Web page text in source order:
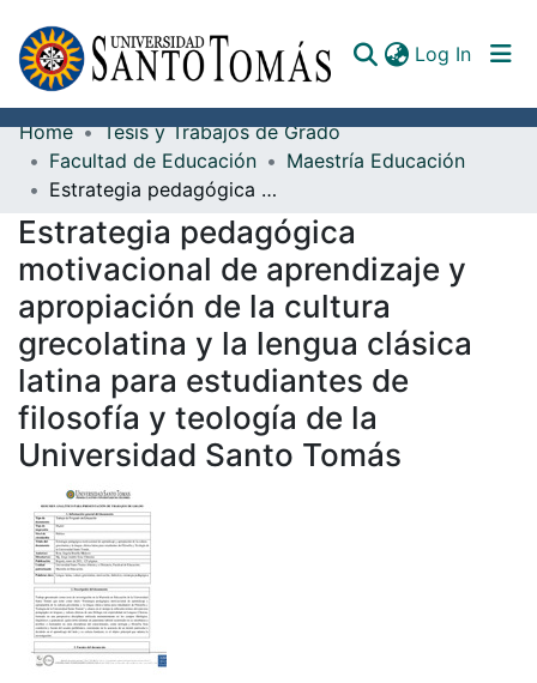
Log In
Communities & Collections
All of DSpace
Documents
Home
Tesis y Trabajos de Grado
Facultad de Educación
Maestría Educación
Estrategia pedagógica motivacional de aprendizaje y apropiación de la cultura grecolatina y la lengua clásica latina para estudiantes de filosofía y teología de la Universidad Santo Tomás
Estrategia pedagógica
motivacional de aprendizaje y
apropiación de la cultura
grecolatina y la lengua clásica
latina para estudiantes de
filosofía y teología de la
Universidad Santo Tomás